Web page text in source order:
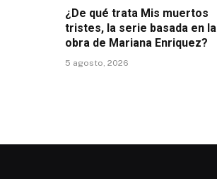
¿De qué trata Mis muertos
tristes, la serie basada en la
obra de Mariana Enriquez?
5 agosto, 2026